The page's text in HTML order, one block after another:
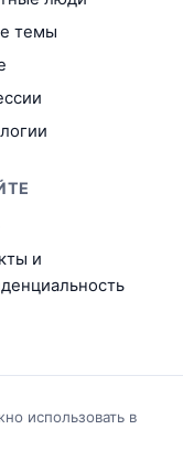
темы
и
использовать в